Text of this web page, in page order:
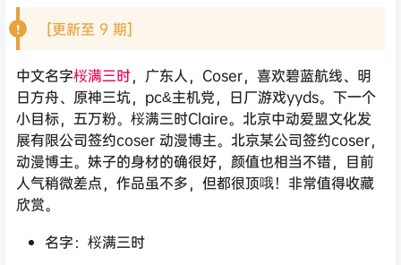
[更新至 9 期]
中文名字桜满三时，广东人，Coser，喜欢碧蓝航线、明
日方舟、原神三坑，pc&主机党，日厂游戏yyds。下一个
小目标，五万粉。桜满三时Claire。北京中动爱盟文化发
展有限公司签约coser 动漫博主。北京某公司签约coser，
动漫博主。妹子的身材的确很好，颜值也相当不错，目前
人气稍微差点，作品虽不多，但都很顶哦！非常值得收藏
欣赏。
名字：桜满三时